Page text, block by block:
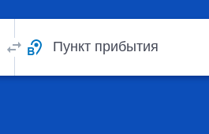
Пункт прибытия